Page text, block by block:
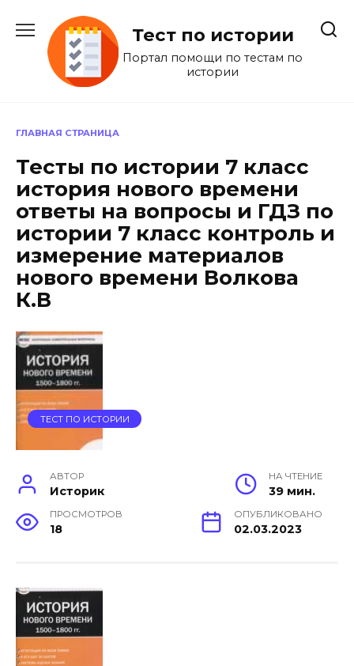
содержанию
Тест по истории
Портал помощи по тестам по
истории
ГЛАВНАЯ СТРАНИЦА
Тесты по истории 7 класс
история нового времени
ответы на вопросы и ГДЗ по
истории 7 класс контроль и
измерение материалов
нового времени Волкова
К.В
ТЕСТ ПО ИСТОРИИ
АВТОР
Историк
НА ЧТЕНИЕ
39 мин.
ПРОСМОТРОВ
18
ОПУБЛИКОВАНО
02.03.2023